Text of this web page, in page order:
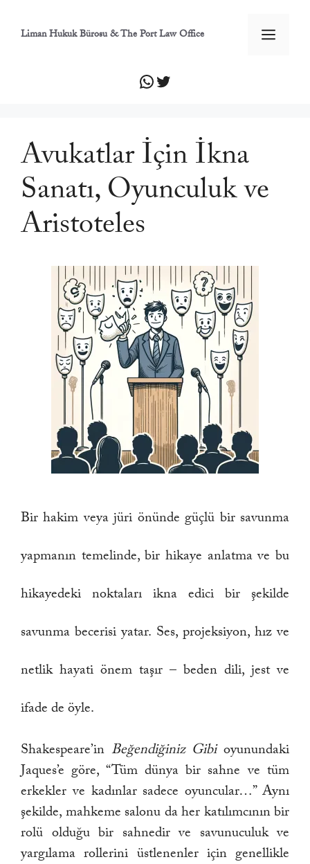
Liman Hukuk Bürosu & The Port Law Office
WhatsApp
Twitter
Avukatlar İçin İkna
Sanatı, Oyunculuk ve
Aristoteles
Bir hakim veya jüri önünde güçlü bir savunma
yapmanın temelinde, bir hikaye anlatma ve bu
hikayedeki noktaları ikna edici bir şekilde
savunma becerisi yatar. Ses, projeksiyon, hız ve
netlik hayati önem taşır – beden dili, jest ve
ifade de öyle.
Shakespeare’in Beğendiğiniz Gibioyunundaki
Jaques’e göre, “Tüm dünya bir sahne ve tüm
erkekler ve kadınlar sadece oyuncular…” Aynı
şekilde, mahkeme salonu da her katılımcının bir
rolü olduğu bir sahnedir ve savunuculuk ve
yargılama rollerini üstlenenler için genellikle